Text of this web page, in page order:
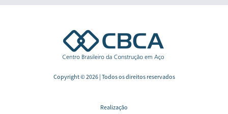
Copyright © 2026 | Todos os direitos reservados
Realização